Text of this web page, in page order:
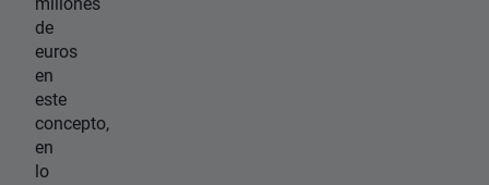
de
euros
en
este
concepto,
en
lo